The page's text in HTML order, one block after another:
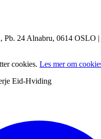
Pb. 24 Alnabru, 0614 OSLO
cookies. Les mer om
Eid-Hviding